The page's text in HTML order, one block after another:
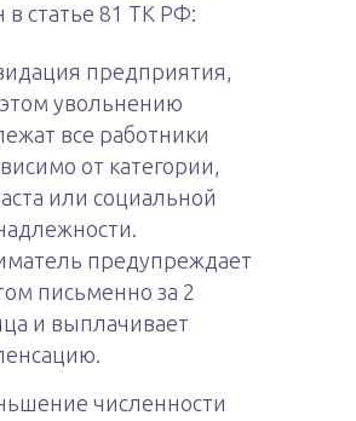
в статье 81 ТК РФ:
предприятия,
увольнению
все работники
от категории,
или социальной
предупреждает
письменно за 2
и выплачивает
численности